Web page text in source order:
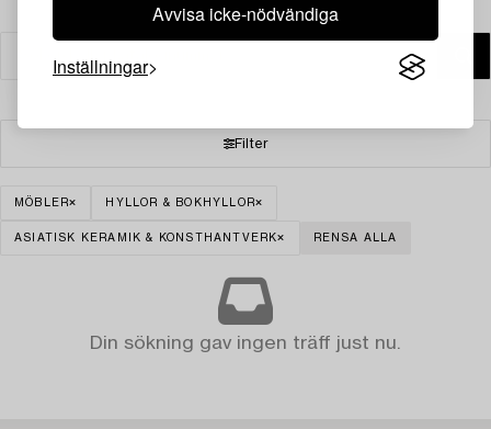
Avvisa icke-nödvändiga
Inställningar
Filter
MÖBLER HYLLOR & BOKHYLLOR
ASIATISK KERAMIK & KONSTHANTVERK RENSA ALLA
Din sökning gav ingen träff just nu.